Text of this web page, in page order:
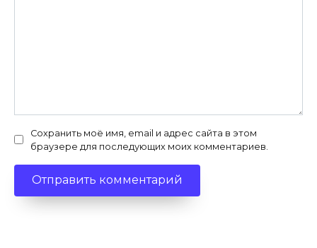
Сохранить моё имя, email и адрес сайта в этом
браузере для последующих моих комментариев.